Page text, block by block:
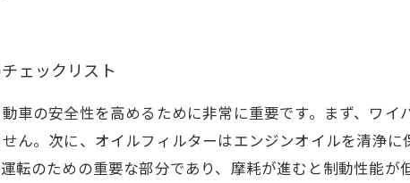
ェックリスト
車の安全性を高めるために非常に重要です。まず、ワ
ん。次に、オイルフィルターはエンジンオイルを清浄
転のための重要な部分であり、摩耗が進むと制動性能